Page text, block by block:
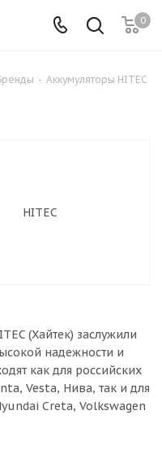
0
- Аккумуляторы HITEC
(Хайтек) заслужили
надежности и
как для российских
Vesta, Нива, так и для
Creta, Volkswagen